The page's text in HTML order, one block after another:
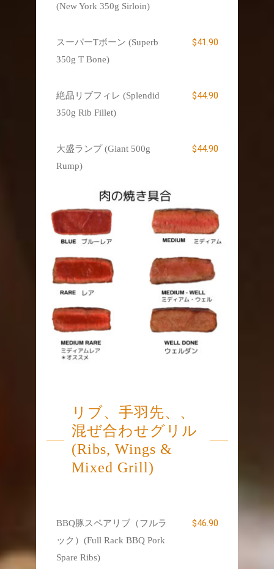
(New York 350g Sirloin)
スーパーTボーン (Superb
350g T Bone)
$41.90
絶品リブフィレ (Splendid
350g Rib Fillet)
$44.90
大盛ランプ (Giant 500g
Rump)
$44.90
リブ、手羽先、、
混ぜ合わせグリル
(Ribs, Wings &
Mixed Grill)
BBQ豚スペアリブ（フルラ
ック）(Full Rack BBQ Pork
Spare Ribs)
$46.90